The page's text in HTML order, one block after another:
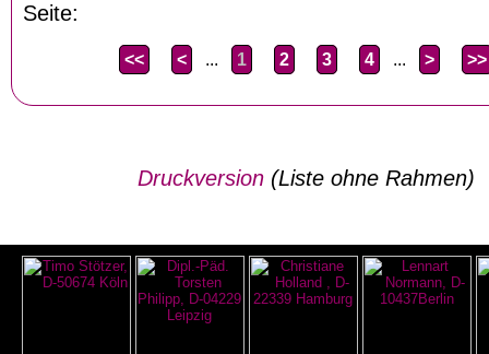
Seite:
<< < ... 1 2 3 4 ... > >>
Druckversion(Liste ohne Rahmen)